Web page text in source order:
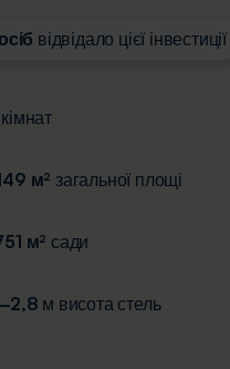
відвідало цієї інвестиції
кімнат
м² загальної площі
м² сади
м висота стель